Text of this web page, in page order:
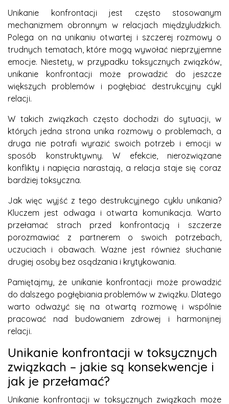
Unikanie konfrontacji jest często stosowanym
mechanizmem obronnym w relacjach międzyludzkich.
Polega on na unikaniu otwartej i szczerej rozmowy o
trudnych tematach, które mogą wywołać nieprzyjemne
emocje. Niestety, w przypadku toksycznych związków,
unikanie konfrontacji może prowadzić do jeszcze
większych problemów i pogłębiać destrukcyjny cykl
relacji.
W takich związkach często dochodzi do sytuacji, w
których jedna strona unika rozmowy o problemach, a
druga nie potrafi wyrazić swoich potrzeb i emocji w
sposób konstruktywny. W efekcie, nierozwiązane
konflikty i napięcia narastają, a relacja staje się coraz
bardziej toksyczna.
Jak więc wyjść z tego destrukcyjnego cyklu unikania?
Kluczem jest odwaga i otwarta komunikacja. Warto
przełamać strach przed konfrontacją i szczerze
porozmawiać z partnerem o swoich potrzebach,
uczuciach i obawach. Ważne jest również słuchanie
drugiej osoby bez osądzania i krytykowania.
Pamiętajmy, że unikanie konfrontacji może prowadzić
do dalszego pogłębiania problemów w związku. Dlatego
warto odważyć się na otwartą rozmowę i wspólnie
pracować nad budowaniem zdrowej i harmonijnej
relacji.
Unikanie konfrontacji w toksycznych
związkach – jakie są konsekwencje i
jak je przełamać?
Unikanie konfrontacji w toksycznych związkach może